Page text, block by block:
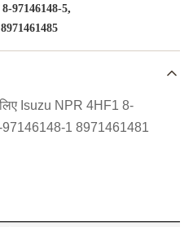
97146148-5,
Isuzu NPR 4HF1 8-
1 8971461481